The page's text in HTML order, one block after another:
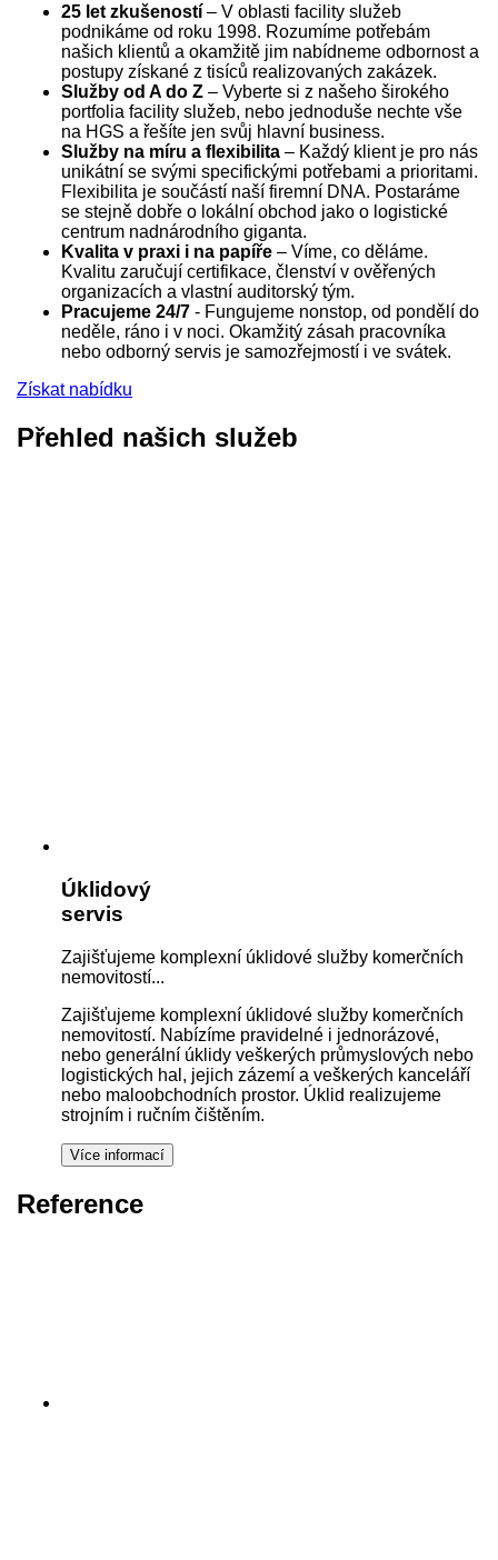
25 let zkušeností – V oblasti facility služeb
podnikáme od roku 1998. Rozumíme potřebám
našich klientů a okamžitě jim nabídneme odbornost a
postupy získané z tisíců realizovaných zakázek.
Služby od A do Z – Vyberte si z našeho širokého
portfolia facility služeb, nebo jednoduše nechte vše
na HGS a řešíte jen svůj hlavní business.
Služby na míru a flexibilita – Každý klient je pro nás
unikátní se svými specifickými potřebami a prioritami.
Flexibilita je součástí naší firemní DNA. Postaráme
se stejně dobře o lokální obchod jako o logistické
centrum nadnárodního giganta.
Kvalita v praxi i na papíře – Víme, co děláme.
Kvalitu zaručují certifikace, členství v ověřených
organizacích a vlastní auditorský tým.
Pracujeme 24/7 - Fungujeme nonstop, od pondělí do
neděle, ráno i v noci. Okamžitý zásah pracovníka
nebo odborný servis je samozřejmostí i ve svátek.
Získat nabídku
Přehled našich služeb
Úklidový
servis
Zajišťujeme komplexní úklidové služby komerčních
nemovitostí...
Zajišťujeme komplexní úklidové služby komerčních
nemovitostí. Nabízíme pravidelné i jednorázové,
nebo generální úklidy veškerých průmyslových nebo
logistických hal, jejich zázemí a veškerých kanceláří
nebo maloobchodních prostor. Úklid realizujeme
strojním i ručním čištěním.
Reference